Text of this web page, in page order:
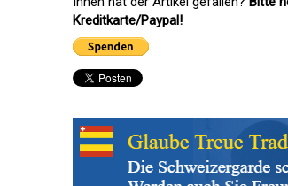
Kreditkarte/Paypal!